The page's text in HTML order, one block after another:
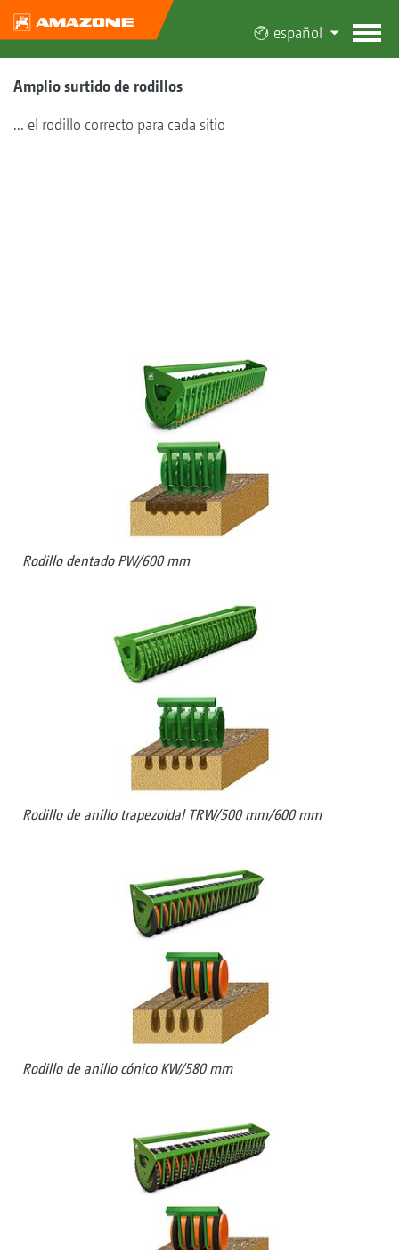
español
Amplio surtido de rodillos
... el rodillo correcto para cada sitio
Rodillo dentado PW/600 mm
Rodillo de anillo trapezoidal TRW/500 mm/600 mm
Rodillo de anillo cónico KW/580 mm